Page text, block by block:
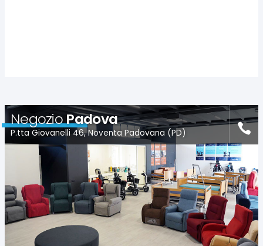
NegozioPadova
P.tta Giovanelli 46, Noventa Padovana (PD)